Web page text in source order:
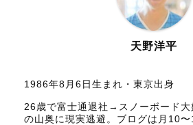
天野洋平
1986年8月6日生まれ・東京出身
26歳で富士通退社→スノーボード大
の山奥に現実逃避。ブログは月10〜